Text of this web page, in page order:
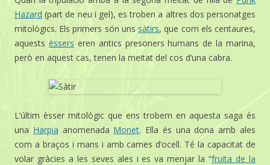
Hazard (part de neu i gel), es troben a altres dos personatges
mitològics. Els primers són unssàtirs, que com els centaures,
aquests èssers eren antics presoners humans de la marina,
però en aquest cas, tenen la meitat del cos d’una cabra.
L’últim èsser mitològic que ens trobem en aquesta saga és
una Harpia anomenada Monet. Ella és una dona amb ales
com a braços i mans i amb cames d’ocell. Té la capacitat de
volar gràcies a les seves ales i es va menjar la “fruita de la